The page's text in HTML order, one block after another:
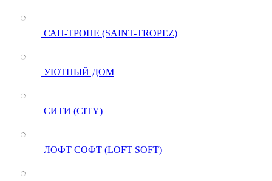
САН-ТРОПЕ (SAINT-TROPEZ)
УЮТНЫЙ ДОМ
СИТИ (CITY)
ЛОФТ СОФТ (LOFT SOFT)